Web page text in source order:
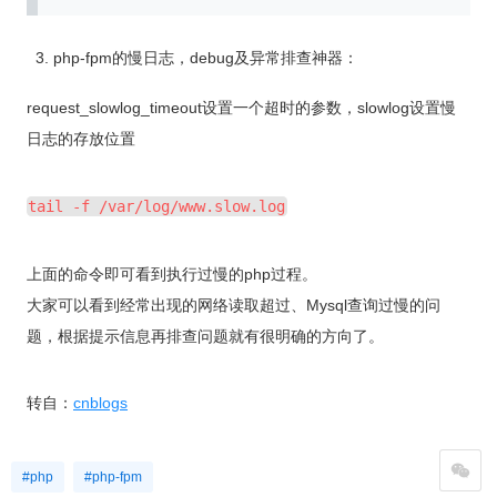
php-fpm的慢日志，debug及异常排查神器：
request_slowlog_timeout设置一个超时的参数，slowlog设置慢
日志的存放位置
tail -f /var/log/www.slow.log
上面的命令即可看到执行过慢的php过程。
大家可以看到经常出现的网络读取超过、Mysql查询过慢的问
题，根据提示信息再排查问题就有很明确的方向了。
转自： cnblogs
#php #php-fpm